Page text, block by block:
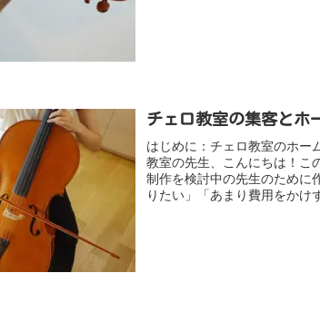
チェロ教室の集客とホ
はじめに：チェロ教室のホー
教室の先生、こんにちは！こ
制作を検討中の先生のために
りたい」「あまり費用をかけ